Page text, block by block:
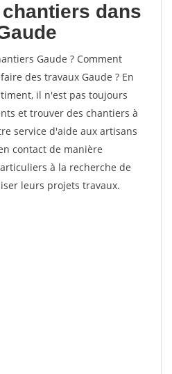
dans
Gaude ? Comment
des travaux Gaude ? En
il n'est pas toujours
et trouver des chantiers à
service d'aide aux artisans
contact de manière
à la recherche de
leurs projets travaux.